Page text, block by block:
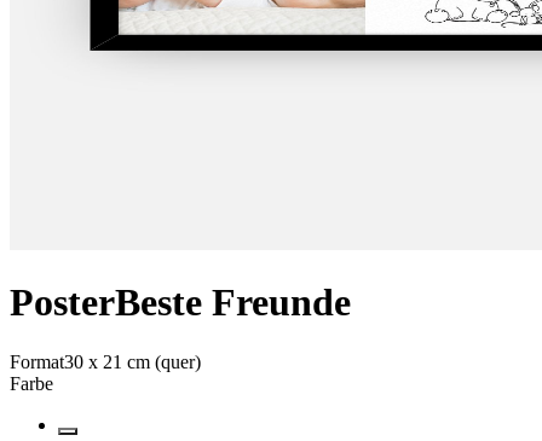
PosterBeste Freunde
Format30 x 21 cm (quer)
Farbe